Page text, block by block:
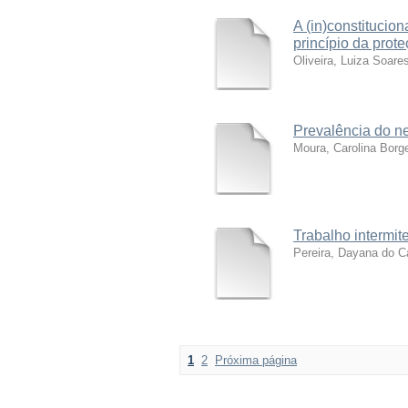
A
princípio da
Oliveira, Luiza
Prevalência do
Moura, Carolina
Trabalho
Pereira, Dayana do
1 2 Próxima página